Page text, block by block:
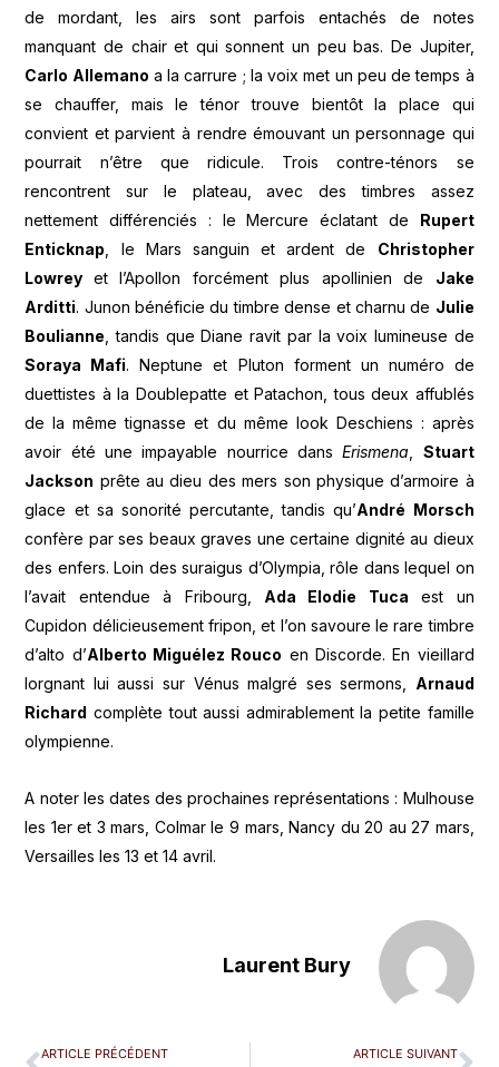
de mordant, les airs sont parfois entachés de notes
manquant de chair et qui sonnent un peu bas. De Jupiter,
Carlo Allemano a la carrure ; la voix met un peu de temps à
se chauffer, mais le ténor trouve bientôt la place qui
convient et parvient à rendre émouvant un personnage qui
pourrait n’être que ridicule. Trois contre-ténors se
rencontrent sur le plateau, avec des timbres assez
nettement différenciés : le Mercure éclatant de Rupert
Enticknap , le Mars sanguin et ardent de Christopher
Lowrey et l’Apollon forcément plus apollinien de Jake
Arditti. Junon bénéficie du timbre dense et charnu de Julie
Boulianne , tandis que Diane ravit par la voix lumineuse de
Soraya Mafi. Neptune et Pluton forment un numéro de
duettistes à la Doublepatte et Patachon, tous deux affublés
de la même tignasse et du même look Deschiens : après
avoir été une impayable nourrice dansErismena
Stuart
Jackson prête au dieu des mers son physique d’armoire à
glace et sa sonorité percutante, tandis qu’André Morsch
confère par ses beaux graves une certaine dignité au dieux
des enfers. Loin des suraigus d’Olympia, rôle dans lequel on
l’avait entendue à Fribourg, Ada Elodie Tuca est un
Cupidon délicieusement fripon, et l’on savoure le rare timbre
d’alto d’Alberto Miguélez Rouco en Discorde. En vieillard
lorgnant lui aussi sur Vénus malgré ses sermons, Arnaud
Richard complète tout aussi admirablement la petite famille
olympienne.
A noter les dates des prochaines représentations : Mulhouse
les 1er et 3 mars, Colmar le 9 mars, Nancy du 20 au 27 mars,
Versailles les 13 et 14 avril.
Laurent Bury
ARTICLE PRÉCÉDENT ARTICLE SUIVANT